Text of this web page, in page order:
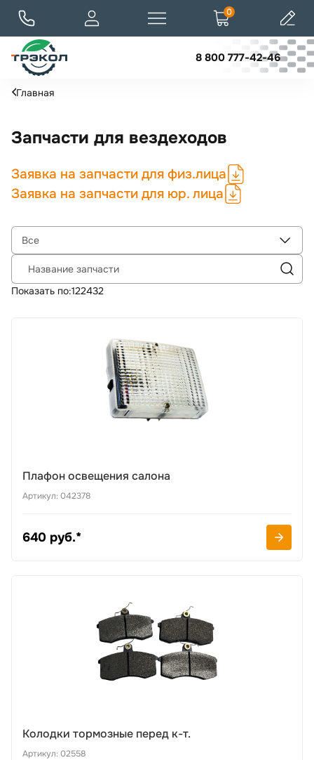
8 800 777-42-46
0
Главная
Запчасти для вездеходов
Заявка на запчасти для физ.лица
Заявка на запчасти для юр. лица
Все
Название запчасти
Показать по:122432
Плафон освещения салона
Артикул: 042378
640 руб.*
Колодки тормозные перед к-т.
Артикул: 02558